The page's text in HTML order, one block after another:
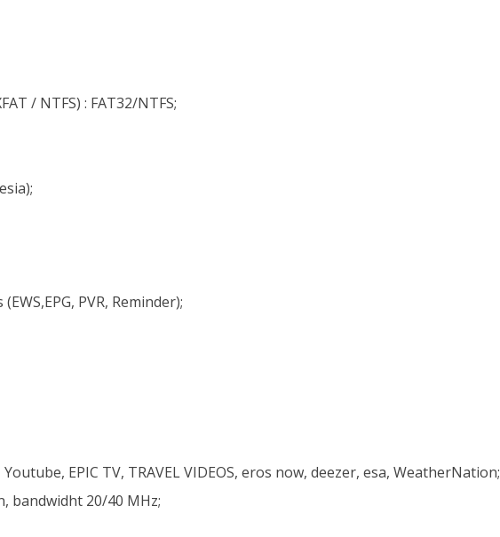
/ NTFS) : FAT32/NTFS;
PVR, Reminder);
Youtube, EPIC TV, TRAVEL VIDEOS, eros now, deezer, esa, WeatherNation;
bandwidht 20/40 MHz;